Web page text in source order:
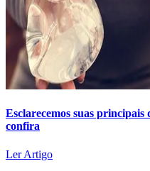
Esclarecemos suas principais
confira
Ler Artigo